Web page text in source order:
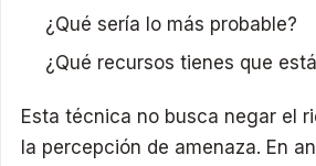
¿Qué sería lo más probable?
¿Qué recursos tienes que
Esta técnica no busca negar el
la percepción de amenaza. En